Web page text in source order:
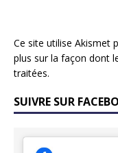
Ce site utilise Akismet
plus sur la façon dont
traitées.
SUIVRE SUR